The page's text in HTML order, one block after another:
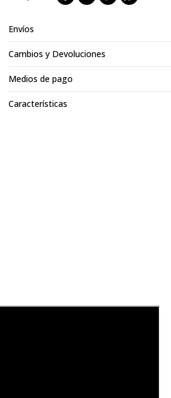
Envíos
Cambios y Devoluciones
Medios de pago
Características